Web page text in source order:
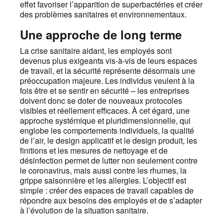
effet favoriser l’apparition de superbactéries et créer
des problèmes sanitaires et environnementaux.
Une approche de long terme
La crise sanitaire aidant, les employés sont
devenus plus exigeants vis-à-vis de leurs espaces
de travail, et la sécurité représente désormais une
préoccupation majeure. Les individus veulent à la
fois être et se sentir en sécurité – les entreprises
doivent donc se doter de nouveaux protocoles
visibles et réellement efficaces. À cet égard, une
approche systémique et pluridimensionnelle, qui
englobe les comportements individuels, la qualité
de l’air, le design applicatif et le design produit, les
finitions et les mesures de nettoyage et de
désinfection permet de lutter non seulement contre
le coronavirus, mais aussi contre les rhumes, la
grippe saisonnière et les allergies. L’objectif est
simple : créer des espaces de travail capables de
répondre aux besoins des employés et de s’adapter
à l’évolution de la situation sanitaire.